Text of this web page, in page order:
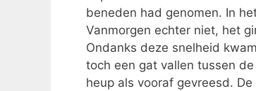
beneden had genomen. In
Vanmorgen echter niet, het
Ondanks deze snelheid
toch een gat vallen tussen
heup als vooraf gevreesd.